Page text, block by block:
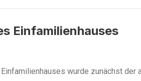
Einfamilienhauses
wurde zunächst der